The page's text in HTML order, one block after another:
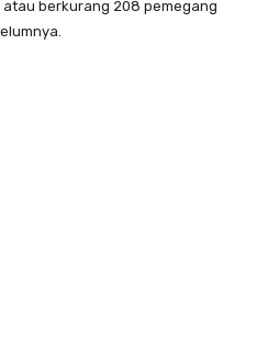
berkurang 208 pemegang